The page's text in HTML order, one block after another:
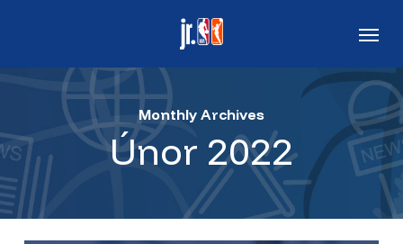
main
Monthly Archives
Únor 2022